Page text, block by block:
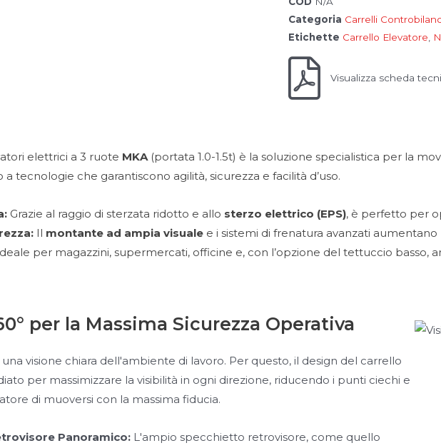
Categoria Carrelli
Etichette Carrello Elevatore
Visualizza scheda
elettrici a 3 ruote MKA(portata 1.0-1.5t) è la soluzione specialistica per la
tecnologie che garantiscono agilità, sicurezza e facilità d’uso.
Grazie al raggio di sterzata ridotto e allo sterzo elettrico (EPS), è perfetto per
Il montante ad ampia visuale e i sistemi di frenatura avanzati
per magazzini, supermercati, officine e, con l’opzione del tettuccio basso,
per la Massima Sicurezza Operativa
una visione chiara dell'ambiente di lavoro. Per questo, il design del carrello
per massimizzare la visibilità in ogni direzione, riducendo i punti ciechi e
di muoversi con la massima fiducia.
Panoramico: L'ampio specchietto retrovisore, come quello